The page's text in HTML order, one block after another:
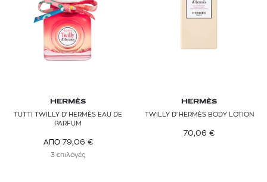
HERMÈS
TUTTI TWILLY D'HERMÈS EAU DE
PARFUM
ΑΠΟ 79,06 €
3 επιλογές
HERMÈS
TWILLY D'HERMÈS BODY LOTION
70,06 €